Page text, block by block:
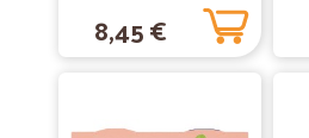
Ottimo servizio! Grazie mille
Qualche disguido sul primo ordine
Calabria 3 x 65 g
8,45 €